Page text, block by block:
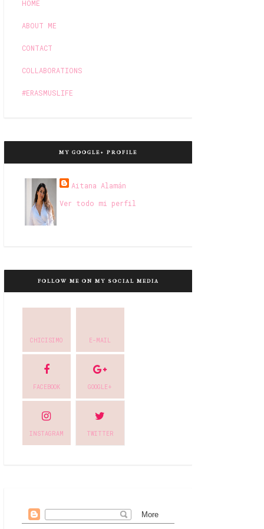
HOME
ABOUT ME
CONTACT
COLLABORATIONS
#ERASMUSLIFE
MY GOOGLE+ PROFILE
Aitana Alamán
Ver todo mi perfil
FOLLOW ME ON MY SOCIAL MEDIA
CHICISIMO E-MAIL
FACEBOOK GOOGLE+
INSTAGRAM TWITTER